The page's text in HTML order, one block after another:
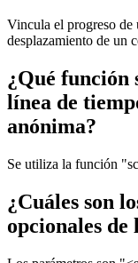
Vincula el progreso de
desplazamiento de un
¿Qué función
línea de
anónima?
Se utiliza la función
¿Cuáles son
opcionales